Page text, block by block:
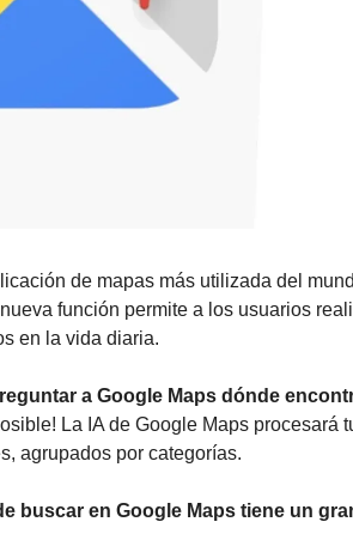
de mapas más utilizada del
función permite a los usuarios
en la vida diaria.
a Google Maps dónde
La IA de Google Maps procesará
agrupados por categorías.
buscar en Google Maps tiene un